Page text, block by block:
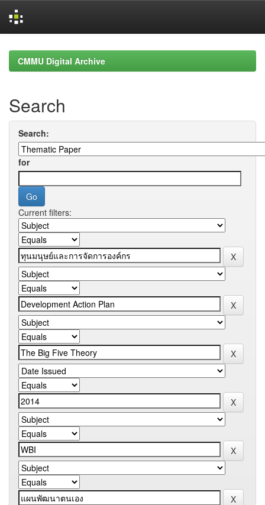
navigationCMMU Digital Archive
Search
Search:
for
Current filters: